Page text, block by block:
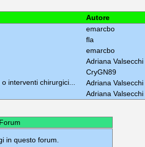
Autore
emarcbo
fla
emarcbo
Adriana Valsecchi
CryGN89
interventi chirurgici... Adriana Valsecchi
Adriana Valsecchi
in questo forum.